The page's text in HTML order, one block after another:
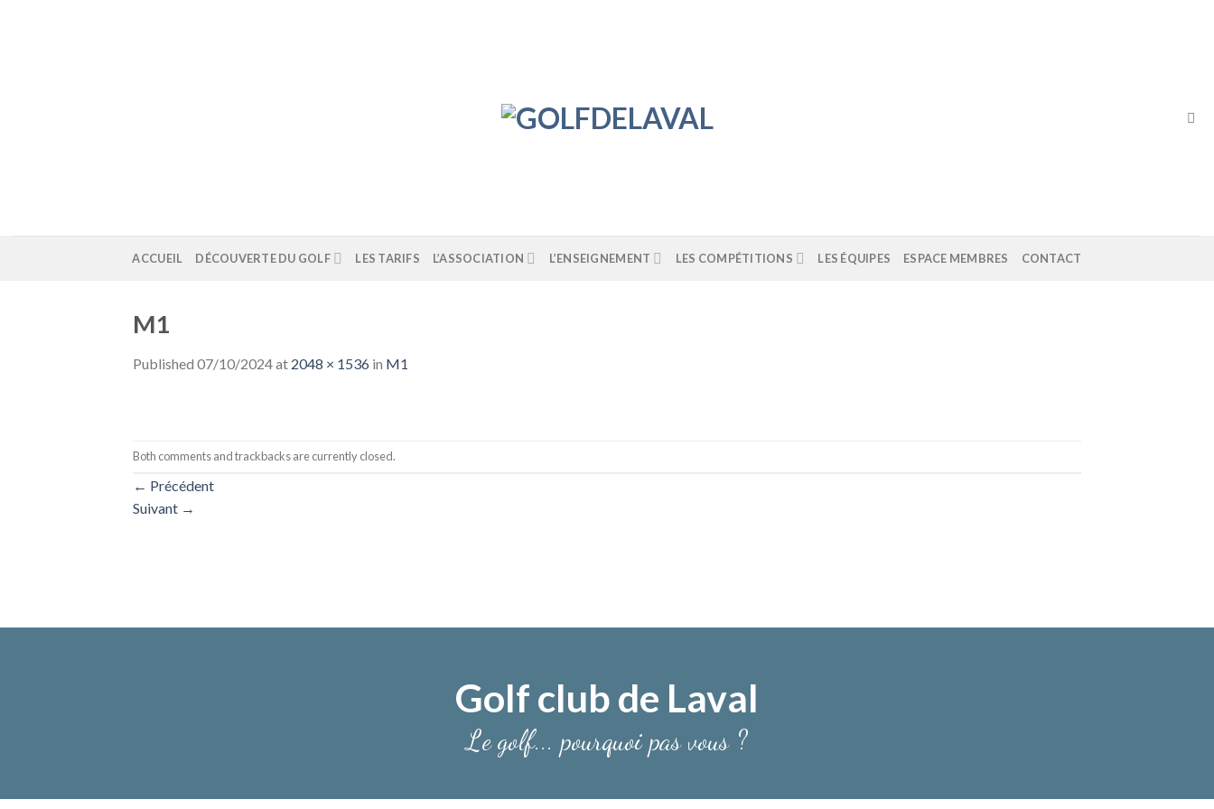
ACCUEIL DÉCOUVERTE DU GOLF LES TARIFS L’ASSOCIATION L’ENSEIGNEMENT LES COMPÉTITIONS LES ÉQUIPES ESPACE MEMBRES CONTACT
M1
Published 07/10/2024at 2048 × 1536 in M1
Both comments and trackbacks are currently closed.
← Précédent
Suivant →
Golf club de Laval
Le golf... pourquoi pas vous ?